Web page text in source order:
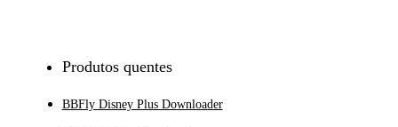
Produtos quentes
BBFly Disney Plus Downloader